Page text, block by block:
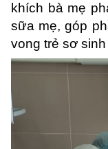
khích bà mẹ
sữa mẹ, góp
vong trẻ sơ